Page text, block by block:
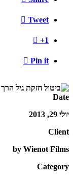
 Tweet
 +1
 Pin it
Date
יולי 29, 2013
Client
by Wienot Films
Category